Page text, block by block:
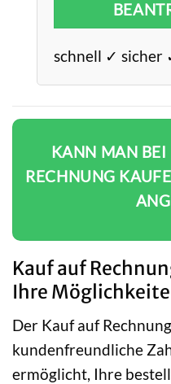
schnell ✓ sicher
KANN MAN
RECHNUNG
Kauf auf
Ihre
Der Kauf auf
kundenfreundliche
ermöglicht, Ihre